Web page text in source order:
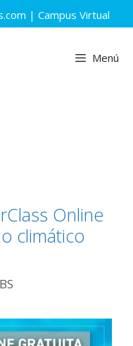
| Campus Virtual
Menú
Online
climático